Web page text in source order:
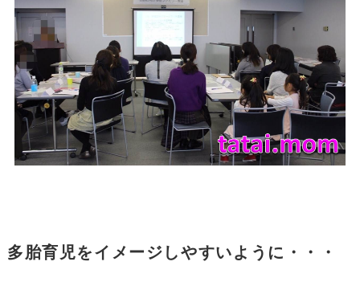
多胎育児をイメージしやすいように・・・